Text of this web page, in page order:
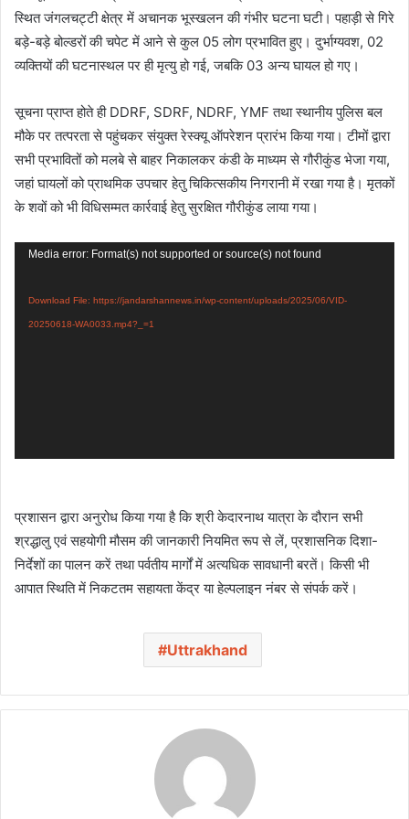
स्थित जंगलचट्टी क्षेत्र में अचानक भूस्खलन की गंभीर घटना घटी। पहाड़ी से गिरे
बड़े-बड़े बोल्डरों की चपेट में आने से कुल 05 लोग प्रभावित हुए। दुर्भाग्यवश, 02
व्यक्तियों की घटनास्थल पर ही मृत्यु हो गई, जबकि 03 अन्य घायल हो गए।
सूचना प्राप्त होते ही DDRF, SDRF, NDRF, YMF तथा स्थानीय पुलिस बल
मौके पर तत्परता से पहुंचकर संयुक्त रेस्क्यू ऑपरेशन प्रारंभ किया गया। टीमों द्वारा
सभी प्रभावितों को मलबे से बाहर निकालकर कंडी के माध्यम से गौरीकुंड भेजा गया,
जहां घायलों को प्राथमिक उपचार हेतु चिकित्सकीय निगरानी में रखा गया है। मृतकों
के शवों को भी विधिसम्मत कार्रवाई हेतु सुरक्षित गौरीकुंड लाया गया।
Video
Media error: Format(s) not supported or source(s) not found
Download File: https://jandarshannews.in/wp-content/uploads/2025/06/VID-
20250618-WA0033.mp4?_=1
प्रशासन द्वारा अनुरोध किया गया है कि श्री केदारनाथ यात्रा के दौरान सभी
श्रद्धालु एवं सहयोगी मौसम की जानकारी नियमित रूप से लें, प्रशासनिक दिशा-
निर्देशों का पालन करें तथा पर्वतीय मार्गों में अत्यधिक सावधानी बरतें। किसी भी
आपात स्थिति में निकटतम सहायता केंद्र या हेल्पलाइन नंबर से संपर्क करें।
Uttrakhand